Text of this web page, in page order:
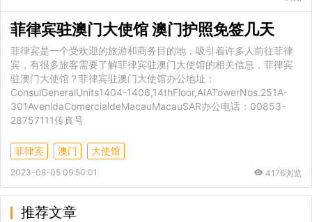
菲律宾驻澳门大使馆 澳门护照免签几天
菲律宾是一个受欢迎的旅游和商务目的地，吸引着许多人前往菲律
宾，有很多旅客需要了解菲律宾驻澳门大使馆的相关信息，菲律宾
驻澳门大使馆？菲律宾驻澳门大使馆办公地址：
ConsulGeneralUnits1404-1406,14thFloor,AIATowerNos.251A-
301AvenidaComercialdeMacauMacauSAR办公电话：00853-
28757111传真号
菲律宾 澳门 大使馆
2023-08-05 09:50:01 4176浏览
推荐文章